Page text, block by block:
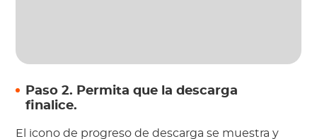
Paso 2. Permita que la descarga
finalice.
El icono de progreso de descarga se muestra y